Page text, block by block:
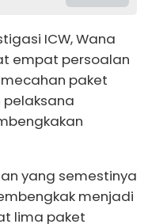
ICW, Wana
empat persoalan
paket
yang semestinya
menjadi
lima paket